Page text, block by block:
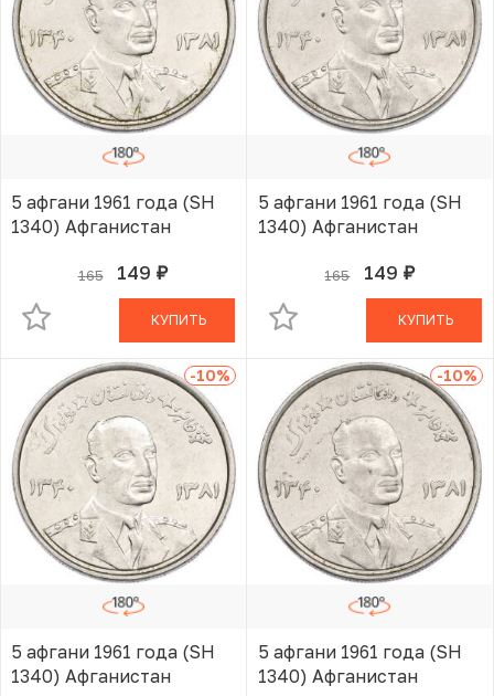
5 афгани 1961 года (SH
1340) Афганистан
165 149 руб.
В КОРЗИНЕ
КУПИТЬ
5 афгани 1961 года (SH
1340) Афганистан
165 149 руб.
В КОРЗИНЕ
КУПИТЬ
-10%
5 афгани 1961 года (SH
1340) Афганистан
-10%
5 афгани 1961 года (SH
1340) Афганистан